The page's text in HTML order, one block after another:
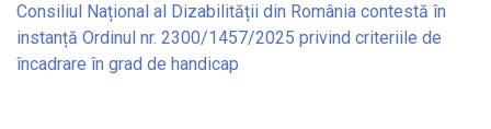
Consiliul Național al Dizabilității din România contestă în
instanță Ordinul nr. 2300/1457/2025 privind criteriile de
încadrare în grad de handicap